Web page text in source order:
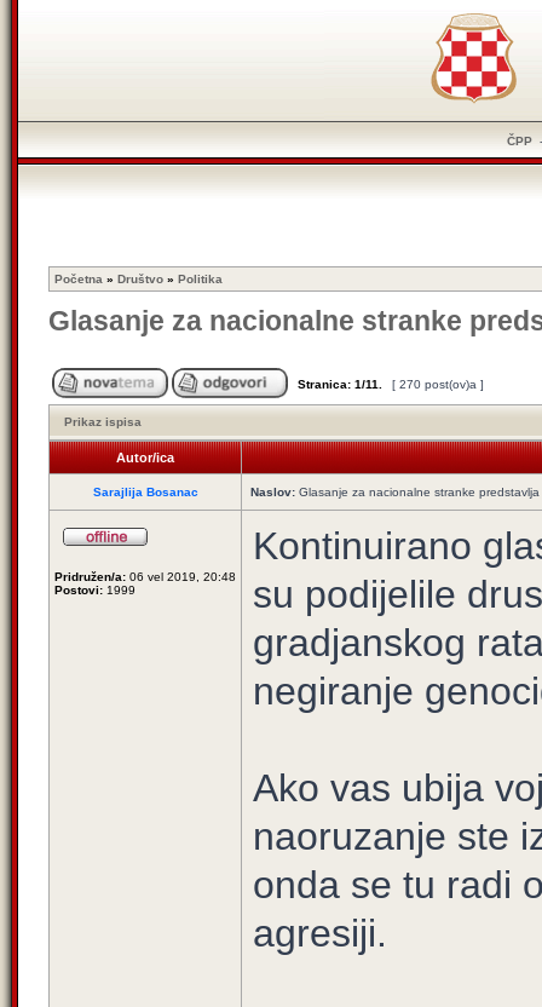
ČPP
Početna » Društvo » Politika
Glasanje za nacionalne stranke
Stranica: 1/11 [ 270 post(ov)a ]
Prikaz ispisa
Autor/ica
Sarajlija Bosanac Naslov: Glasanje za nacionalne stranke
Pridružen/a: 06 vel 2019, 20:48
Postovi: 1999
Kontinuirano
su podijelile
gradjanskog
negiranje
Ako vas ubija
naoruzanje ste
onda se tu radi
agresiji.